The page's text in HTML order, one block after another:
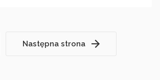
Następna strona